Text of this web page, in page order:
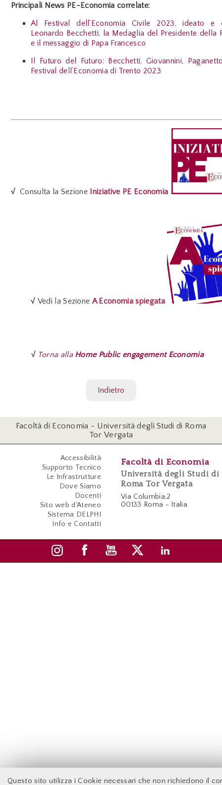
Questo sito utilizza i Cookie necessari che non richiedono il
Principali News PE-Economia correlate:
Al Festival dell'Economia Civile 2023, ideato e
Leonardo Becchetti, la Medaglia del Presidente della
e il messaggio di Papa Francesco
Il Futuro del Futuro: Becchetti, Giovannini,
Festival dell’Economia di Trento 2023
√ Consulta la Sezione Iniziative PE Economia
√ Vedi la Sezione A Economia spiegata
√ Torna alla Home Public engagement Economia
Indietro
Facoltà di Economia - Università degli Studi di Roma
Tor Vergata
Accessibilità
Supporto Tecnico
Le Infrastrutture
Dove Siamo
Docenti
Sito web d'Ateneo
Sistema DELPHI
Info e Contatti
Facoltà di Economia
Università degli Studi di
Roma Tor Vergata
Via Columbia,2
00133 Roma - Italia